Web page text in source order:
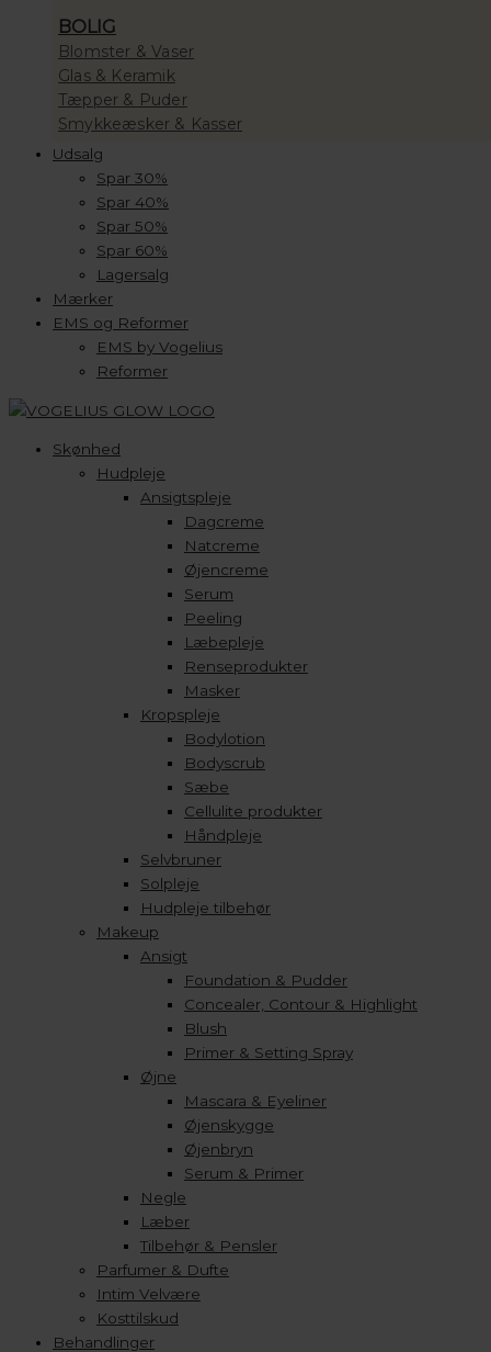
BOLIG
Blomster & Vaser
Glas & Keramik
Tæpper & Puder
Smykkeæsker & Kasser
Udsalg
Spar 30%
Spar 40%
Spar 50%
Spar 60%
Lagersalg
Mærker
EMS og Reformer
EMS by Vogelius
Reformer
Skønhed
Hudpleje
Ansigtspleje
Dagcreme
Natcreme
Øjencreme
Serum
Peeling
Læbepleje
Renseprodukter
Masker
Kropspleje
Bodylotion
Bodyscrub
Sæbe
Cellulite produkter
Håndpleje
Selvbruner
Solpleje
Hudpleje tilbehør
Makeup
Ansigt
Foundation & Pudder
Concealer, Contour & Highlight
Blush
Primer & Setting Spray
Øjne
Mascara & Eyeliner
Øjenskygge
Øjenbryn
Serum & Primer
Negle
Læber
Tilbehør & Pensler
Parfumer & Dufte
Intim Velvære
Kosttilskud
Behandlinger